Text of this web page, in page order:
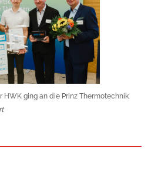
HWK ging an die Prinz Thermotechnik